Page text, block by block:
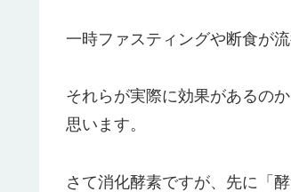
一時ファスティングや断食が
それらが実際に効果があるの
思います。
さて消化酵素ですが、先に「